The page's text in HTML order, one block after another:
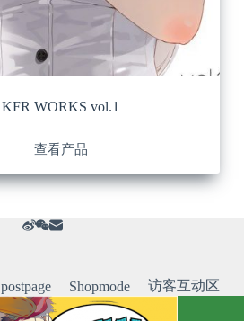
KFR WORKS vol.1
查看产品
postpage Shopmode 访客互动区